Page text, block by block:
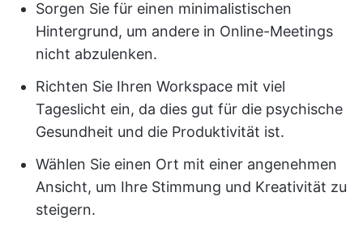
Sorgen Sie für einen minimalistischen
Hintergrund, um andere in Online-Meetings
nicht abzulenken.
Richten Sie Ihren Workspace mit viel
Tageslicht ein, da dies gut für die psychische
Gesundheit und die Produktivität ist.
Wählen Sie einen Ort mit einer angenehmen
Ansicht, um Ihre Stimmung und Kreativität zu
steigern.